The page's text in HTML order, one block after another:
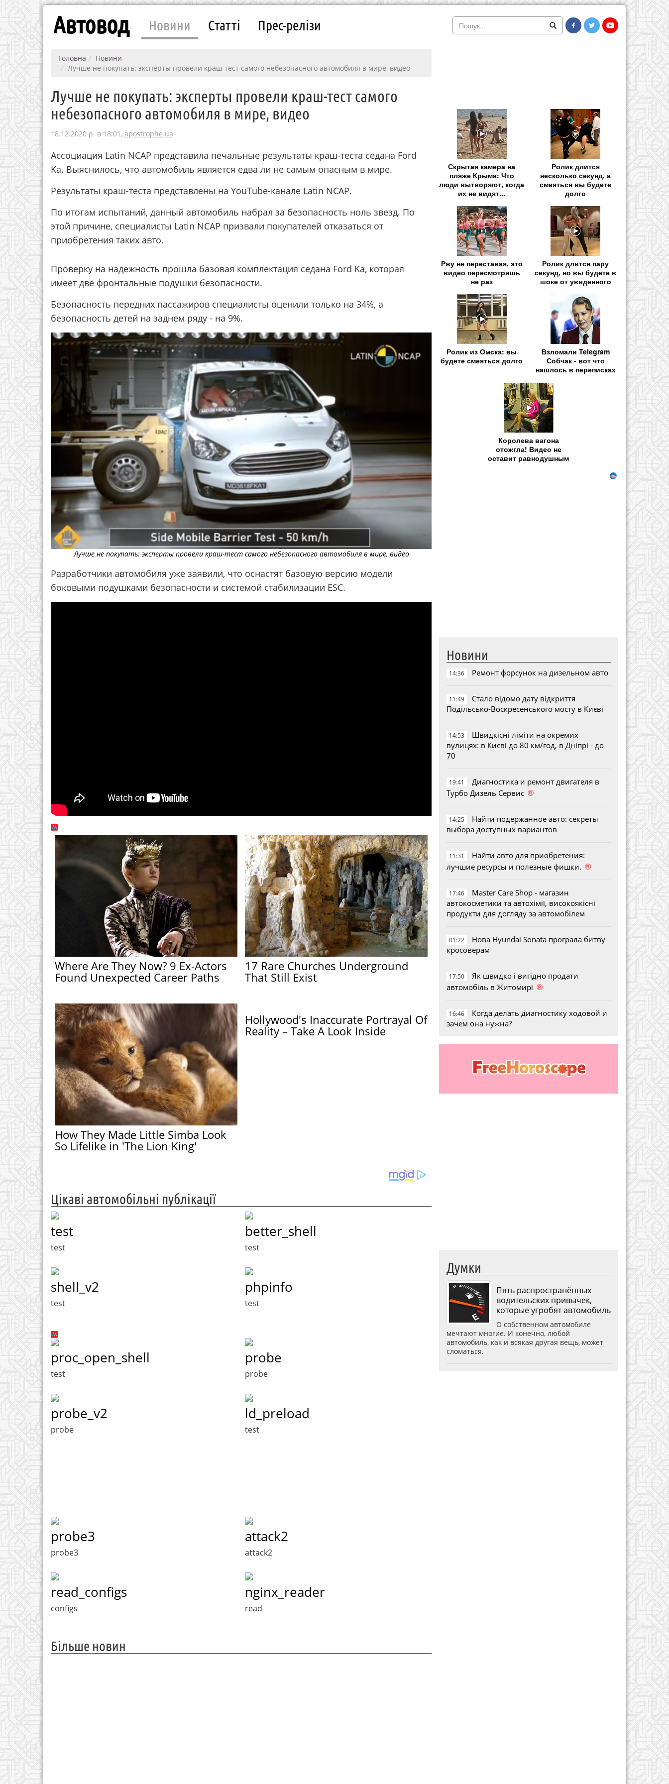
Автовод Новини Статті Прес-релізи
Головна
Новини
Лучше не покупать: эксперты провели краш-тест самого небезопасного автомобиля в мире, видео
Лучше не покупать: эксперты провели краш-тест самого
небезопасного автомобиля в мире, видео
18.12.2020 р. в 18:01, apostrophe.ua
Ассоциация Latin NCAP представила печальные результаты краш-теста седана Ford
Ka. Выяснилось, что автомобиль является едва ли не самым опасным в мире.
Результаты краш-теста представлены на YouTube-канале Latin NCAP.
По итогам испытаний, данный автомобиль набрал за безопасность ноль звезд. По
этой причине, специалисты Latin NCAP призвали покупателей отказаться от
приобретения таких авто.
Проверку на надежность прошла базовая комплектация седана Ford Ka, которая
имеет две фронтальные подушки безопасности.
Безопасность передних пассажиров специалисты оценили только на 34%, а
безопасность детей на заднем ряду - на 9%.
Лучше не покупать: эксперты провели краш-тест самого небезопасного автомобиля в мире, видео
Разработчики автомобиля уже заявили, что оснастят базовую версию модели
боковыми подушками безопасности и системой стабилизации ESC.
Where Are They Now? 9 Ex-Actors
Found Unexpected Career Paths
17 Rare Churches Underground
That Still Exist
How They Made Little Simba Look
So Lifelike in 'The Lion King'
Hollywood's Inaccurate Portrayal Of
Reality – Take A Look Inside
Цікаві автомобільні публікації
test
test
better_shell
test
shell_v2
test
phpinfo
test
proc_open_shell
test
probe
probe
probe_v2
probe
ld_preload
test
probe3
probe3
attack2
attack2
read_configs
configs
nginx_reader
read
Більше новин
Скрытая камера на
пляже Крыма: Что
люди вытворяют, когда
их не видят...
Ролик длится
несколько секунд, а
смеяться вы будете
долго
Ржу не переставая, это
видео пересмотришь
не раз
Ролик длится пару
секунд, но вы будете в
шоке от увиденного
Ролик из Омска: вы
будете смеяться долго
Взломали Telegram
Собчак - вот что
нашлось в переписках
Королева вагона
отожгла! Видео не
оставит равнодушным
Новини
14:36 Ремонт форсунок на дизельном авто
11:49
Стало відомо дату відкриття
Подільсько-Воскресенського мосту в Києві
14:53
Швидкісні ліміти на окремих
вулицях: в Києві до 80 км/год, в Дніпрі - до
70
19:41
Диагностика и ремонт двигателя в
Турбо Дизель Сервис ®
14:25
Найти подержанное авто: секреты
выбора доступных вариантов
11:31
Найти авто для приобретения:
лучшие ресурсы и полезные фишки. ®
17:46
Master Care Shop - магазин
автокосметики та автохімії, високоякісні
продукти для догляду за автомобілем
01:22
Нова Hyundai Sonata програла битву
кросоверам
17:50
Як швидко і вигідно продати
автомобіль в Житомирі ®
16:46
Когда делать диагностику ходовой и
зачем она нужна?
Думки
Пять распространённых
водительских привычек,
которые угробят автомобиль
О собственном автомобиле
мечтают многие. И конечно, любой
автомобиль, как и всякая другая вещь, может
сломаться.